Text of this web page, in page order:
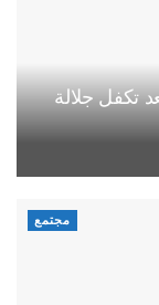
تكفل جلالة
مجتمع